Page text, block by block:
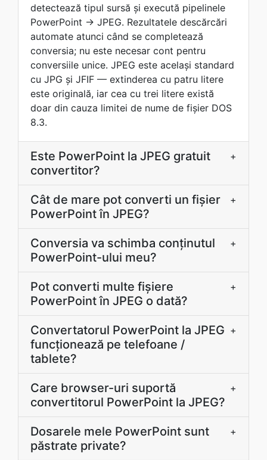
detectează tipul sursă şi execută pipelinele
PowerPoint → JPEG. Rezultatele descărcări
automate atunci când se completează
conversia; nu este necesar cont pentru
conversiile unice. JPEG este acelaşi standard
cu JPG şi JFIF — extinderea cu patru litere
este originală, iar cea cu trei litere există
doar din cauza limitei de nume de fișier DOS
8.3.
Este PowerPoint la JPEG gratuit
convertitor?
+
Cât de mare pot converti un fișier
PowerPoint în JPEG?
+
Conversia va schimba conținutul
PowerPoint-ului meu?
+
Pot converti multe fișiere
PowerPoint în JPEG o dată?
+
Convertatorul PowerPoint la JPEG
funcționează pe telefoane /
tablete?
+
Care browser-uri suportă
convertitorul PowerPoint la JPEG?
+
Dosarele mele PowerPoint sunt
păstrate private?
+